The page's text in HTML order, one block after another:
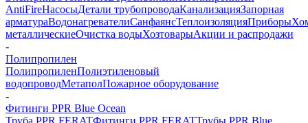
AntiFireНасосыДетали трубопроводаКанализацияЗапорная
арматураВодонагревателиСанфаянсТеплоизоляцияПриборы
металлическиеОчистка водыХозтоварыАкции и распродажи
-
Полипропилен
ПолипропиленПолиэтиленовый
водопроводМетаполПожарное оборудование
-
Фитинги PPR Blue Ocean
Труба PPR FERATФитинги PPR FERATТрубы PPR Blue